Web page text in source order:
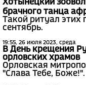
Хотынецкий
брачного танца
Такой ритуал
сентябрь.
19:55, 26 июля 2023, среда
В День крещения
орловских храмов
Орловская
"Слава Тебе, Боже!".